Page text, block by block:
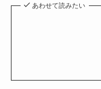
あわせて読みたい